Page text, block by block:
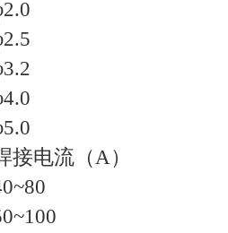
接电流（A）